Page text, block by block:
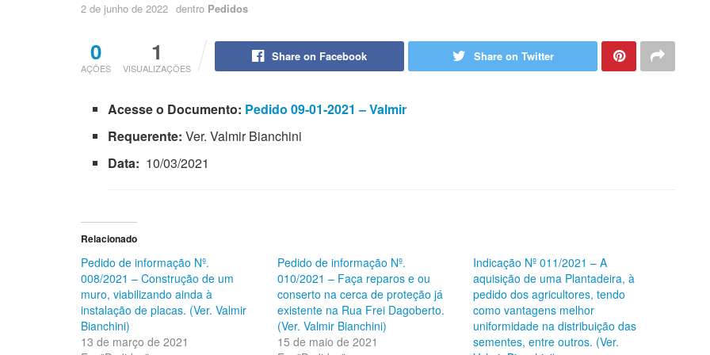
2 de junho de 2022 dentro Pedidos
0
AÇÕES
1
VISUALIZAÇÕES
Share on Facebook Share on Twitter
Acesse o Documento: Pedido 09-01-2021 – Valmir
Requerente:Ver. Valmir Bianchini
Data: 10/03/2021
Relacionado
Pedido de informação Nº.
008/2021 – Construção de um
muro, viabilizando ainda à
instalação de placas. (Ver. Valmir
Bianchini)
13 de março de 2021
Pedido de informação Nº.
010/2021 – Faça reparos e ou
conserto na cerca de proteção já
existente na Rua Frei Dagoberto.
(Ver. Valmir Bianchini)
15 de maio de 2021
Indicação Nº 011/2021 – A
aquisição de uma Plantadeira, à
pedido dos agricultores, tendo
como vantagens melhor
uniformidade na distribuição das
sementes, entre outros. (Ver.